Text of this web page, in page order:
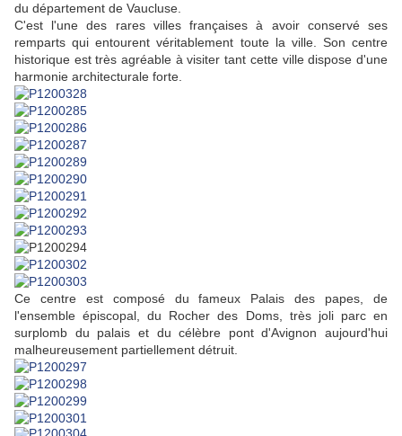
du département de Vaucluse.
C'est l'une des rares villes françaises à avoir conservé ses
remparts qui entourent véritablement toute la ville. Son centre
historique est très agréable à visiter tant cette ville dispose d'une
harmonie architecturale forte.
Ce centre est composé du fameux Palais des papes, de
l'ensemble épiscopal, du Rocher des Doms, très joli parc en
surplomb du palais et du célèbre pont d'Avignon aujourd'hui
malheureusement partiellement détruit.